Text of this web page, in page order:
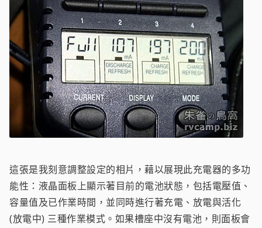
這張是我刻意調整設定的相片，藉以展現此充電器的多功
能性：液晶面板上顯示著目前的電池狀態，包括電壓值、
容量值及已作業時間，並同時進行著充電、放電與活化
(放電中) 三種作業模式。如果槽座中沒有電池，則面板會